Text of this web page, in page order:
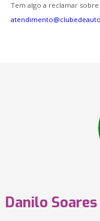
Tem algo a reclamar
Danilo